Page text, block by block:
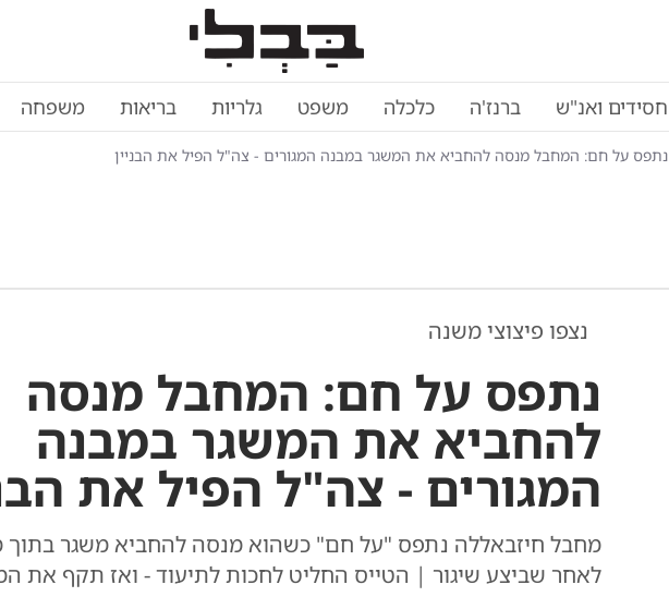
חסידים ואנ"ש ברנז'ה כלכלה משפט גלריות בריאות משפחה
נתפס על חם: המחבל מנסה להחביא את המשגר במבנה המגורים - צה"ל הפיל את הבניין
נצפו פיצוצי משנה
נתפס על חם: המחבל מנסה
להחביא את המשגר במבנה
המגורים - צה"ל הפיל את
מחבל חיזבאללה נתפס "על חם" כשהוא מנסה להחביא משגר בתוך
לאחר שביצע שיגור | הטייס החליט לחכות לתיעוד - ואז תקף את